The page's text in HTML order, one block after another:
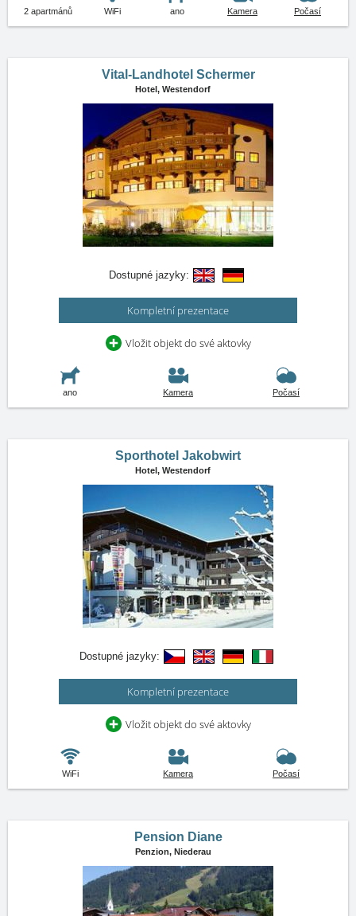
2 apartmánů WiFi ano Kamera Počasí
Vital-Landhotel Schermer
Hotel, Westendorf
Dostupné jazyky:
Kompletní prezentace
Vložit objekt do své aktovky
ano Kamera Počasí
Sporthotel Jakobwirt
Hotel, Westendorf
Dostupné jazyky:
Kompletní prezentace
Vložit objekt do své aktovky
WiFi Kamera Počasí
Pension Diane
Penzion, Niederau